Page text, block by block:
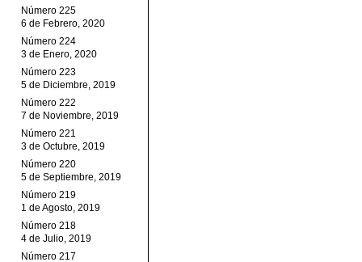
Número 225
6 de Febrero, 2020
Número 224
3 de Enero, 2020
Número 223
5 de Diciembre, 2019
Número 222
7 de Noviembre, 2019
Número 221
3 de Octubre, 2019
Número 220
5 de Septiembre, 2019
Número 219
1 de Agosto, 2019
Número 218
4 de Julio, 2019
Número 217